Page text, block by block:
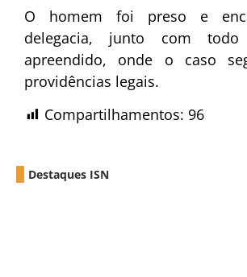
O homem foi preso e
delegacia, junto com
apreendido, onde o caso
providências legais.
Compartilhamentos: 96
Destaques ISN